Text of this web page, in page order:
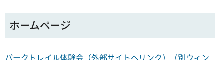
ホームページ
パークトレイル体験会（外部サイトへリンク）（別ウィン